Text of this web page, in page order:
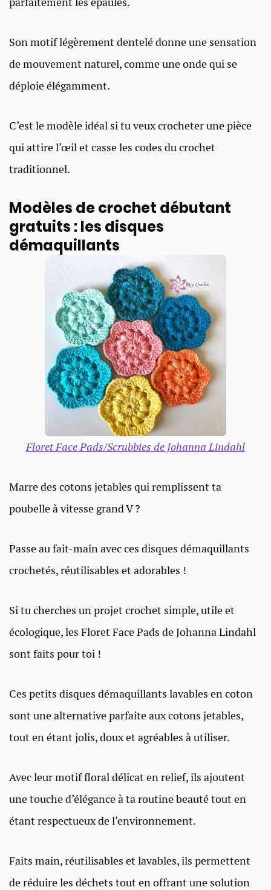
Son motif légèrement dentelé donne une sensation
de mouvement naturel, comme une onde qui se
déploie élégamment.
C’est le modèle idéal si tu veux crocheter une pièce
qui attire l’œil et casse les codes du crochet
traditionnel.
Modèles de crochet débutant
gratuits : les disques
démaquillants
Floret Face Pads/Scrubbies de Johanna Lindahl
Marre des cotons jetables qui remplissent ta
poubelle à vitesse grand V ?
Passe au fait-main avec ces disques démaquillants
crochetés, réutilisables et adorables !
Si tu cherches un projet crochet simple, utile et
écologique, les Floret Face Pads de Johanna Lindahl
sont faits pour toi !
Ces petits disques démaquillants lavables en coton
sont une alternative parfaite aux cotons jetables,
tout en étant jolis, doux et agréables à utiliser.
Avec leur motif floral délicat en relief, ils ajoutent
une touche d’élégance à ta routine beauté tout en
étant respectueux de l’environnement.
Faits main, réutilisables et lavables, ils permettent
de réduire les déchets tout en offrant une solution